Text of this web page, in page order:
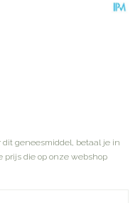
geneesmiddel, betaal je in
prijs die op onze webshop